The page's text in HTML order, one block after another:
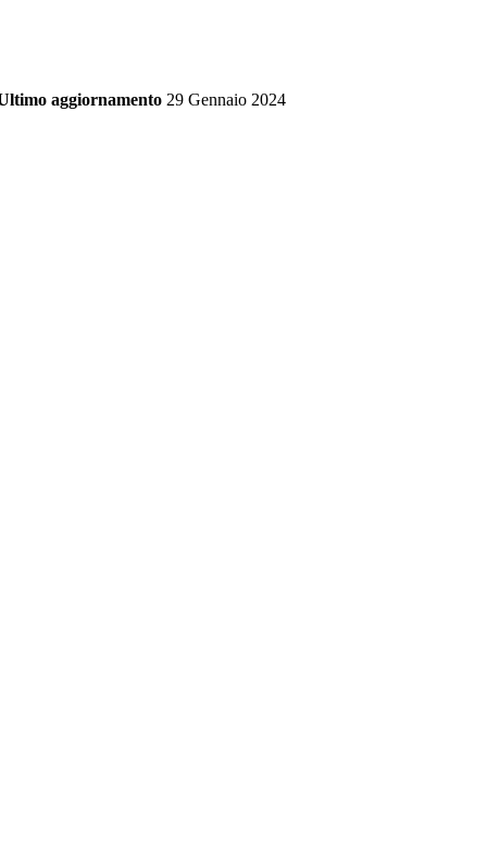
aggiornamento 29 Gennaio 2024